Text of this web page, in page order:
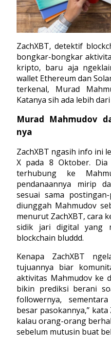
ZachXBT, detektif
bongkar-bongkar
kripto, baru aja
wallet Ethereum dan
terkenal, Murad
Katanya sih ada lebih
Murad Mahmudov
nya
ZachXBT ngasih info ini
X pada 8 Oktober.
terhubung ke
pendanaannya mirip
sesuai sama
diunggah Mahmudov
menurut ZachXBT, cara
sidik jari digital yang
blockchain bluddd.
Kenapa ZachXBT
tujuannya biar
aktivitas Mahmudov ke
bikin prediksi berani
followernya,
besar pasokannya,”
kalau orang-orang
sebelum mutusin buat